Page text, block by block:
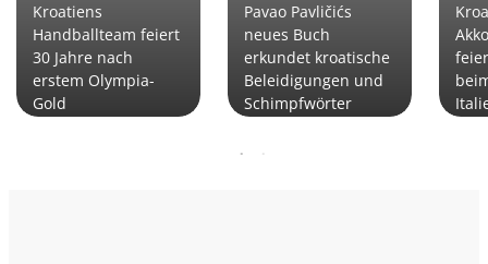
Kroatiens
Handballteam feiert
30 Jahre nach
erstem Olympia-
Gold
Pavao Pavličićs
neues Buch
erkundet kroatische
Beleidigungen und
Schimpfwörter